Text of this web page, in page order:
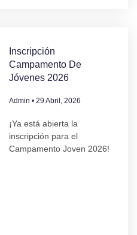
Inscripción
Campamento De
Jóvenes 2026
Admin 29 Abril, 2026
¡Ya está abierta la
inscripción para el
Campamento Joven 2026!